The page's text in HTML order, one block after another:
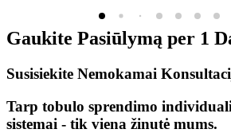
Gaukite Pasiūlymą per 1
Susisiekite Nemokamai
Tarp tobulo sprendimo
sistemai - tik viena žinutė mums.